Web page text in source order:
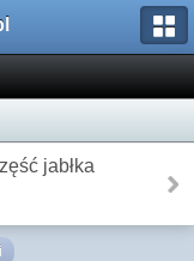
jabłka